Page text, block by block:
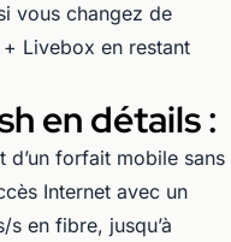
vous changez de
Livebox en restant
en détails :
d’un forfait mobile sans
Internet avec un
en fibre, jusqu’à